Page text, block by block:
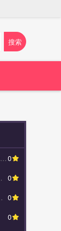
0
0
0
0